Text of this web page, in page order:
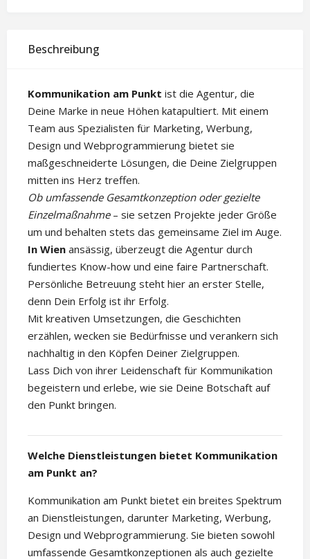
Beschreibung
Kommunikation am Punkt ist die Agentur, die
Deine Marke in neue Höhen katapultiert. Mit einem
Team aus Spezialisten für Marketing, Werbung,
Design und Webprogrammierung bietet sie
maßgeschneiderte Lösungen, die Deine Zielgruppen
mitten ins Herz treffen.
Ob umfassende Gesamtkonzeption oder gezielte
Einzelmaßnahme– sie setzen Projekte jeder Größe
um und behalten stets das gemeinsame Ziel im Auge.
In Wien ansässig, überzeugt die Agentur durch
fundiertes Know-how und eine faire Partnerschaft.
Persönliche Betreuung steht hier an erster Stelle,
denn Dein Erfolg ist ihr Erfolg.
Mit kreativen Umsetzungen, die Geschichten
erzählen, wecken sie Bedürfnisse und verankern sich
nachhaltig in den Köpfen Deiner Zielgruppen.
Lass Dich von ihrer Leidenschaft für Kommunikation
begeistern und erlebe, wie sie Deine Botschaft auf
den Punkt bringen.
Welche Dienstleistungen bietet Kommunikation
am Punkt an?
Kommunikation am Punkt bietet ein breites Spektrum
an Dienstleistungen, darunter Marketing, Werbung,
Design und Webprogrammierung. Sie bieten sowohl
umfassende Gesamtkonzeptionen als auch gezielte